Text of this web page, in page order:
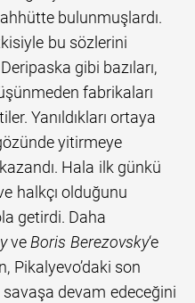
bulunmuşlardı.
bu sözlerini
gibi bazıları,
fabrikaları
Yanıldıkları ortaya
yitirmeye
Hala ilk günkü
halkçı olduğunu
getirdi. Daha
ve Boris Berezovsky‘e
Pikalyevo’daki son
devam edeceğini